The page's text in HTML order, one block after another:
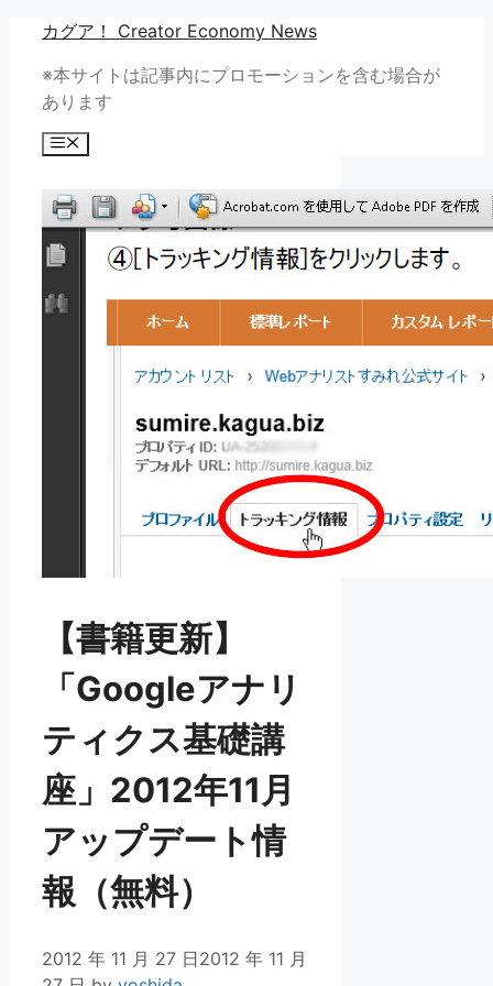
カグア！ Creator Economy News
※本サイトは記事内にプロモーションを含む場合が
あります
メ
ー
【書籍更新】
「Googleアナリ
ティクス基礎講
座」2012年11月
アップデート情
報（無料）
2012 年 11 月 27 日2012 年 11 月